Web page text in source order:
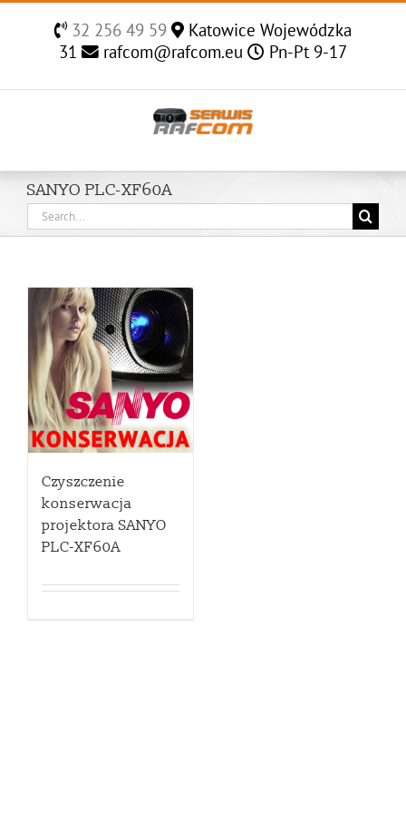
32 256 49 59
Katowice Wojewódzka
31
rafcom@rafcom.eu Pn-Pt 9-17
SANYO PLC-XF60A
Search
for:
Czyszczenie
konserwacja
projektora SANYO
PLC-XF60A